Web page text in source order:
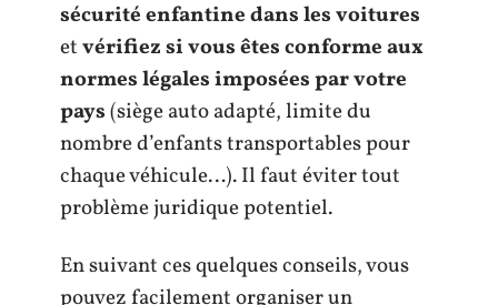
sécurité enfantine dans les voitures
etvérifiez si vous êtes conforme aux
normes légales imposées par votre
pays(siège auto adapté, limite du
nombre d’enfants transportables pour
chaque véhicule…). Il faut éviter tout
problème juridique potentiel.
En suivant ces quelques conseils, vous
pouvez facilement organiser un